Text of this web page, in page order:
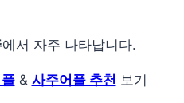
에서 자주 나타납니다.
& 사주어플 추천 보기